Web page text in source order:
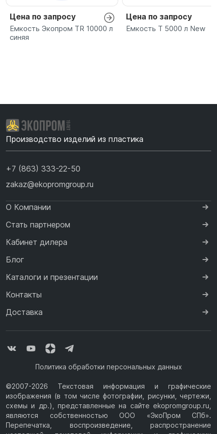
Цена по запросу
Емкость Экопром TR 10000 л
синяя
Цена по запросу
Емкость T 5000 л New
Производство изделий из пластика
+7 (863) 333-22-50
zakaz@ekopromgroup.ru
О Компании
Стать партнером
Кабинет дилера
Блог
Каталоги и презентации
Контакты
Доставка
Политика обработки персональных данных
©2007-2026 Текстовая информация и графические
изображения (в том числе фотографии, рисунки, чертежи,
схемы и др.), представленные на сайте ekopromgroup.ru,
являются собственностью ООО «ЭкоПром СПб».
Перепечатка, воспроизведение, распространение